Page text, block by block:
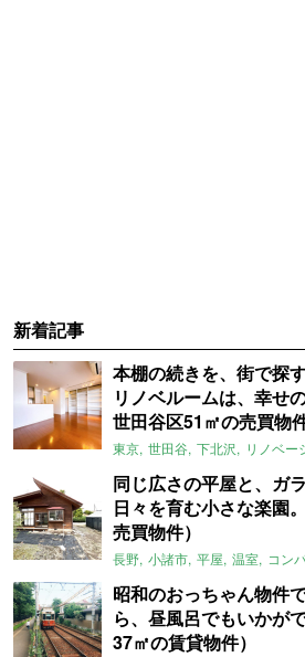
新着記事
本棚の続きを、街で探
リノベルームは、幸せ
世田谷区51㎡の売買物
東京 世田谷 下北沢 リノベー
同じ広さの平屋と、ガ
日々を育む小さな楽園
売買物件）
長野 小諸市 平屋 温室 コン
昭和のおっちゃん物件
ら、昼風呂でもいかが
37㎡の賃貸物件）